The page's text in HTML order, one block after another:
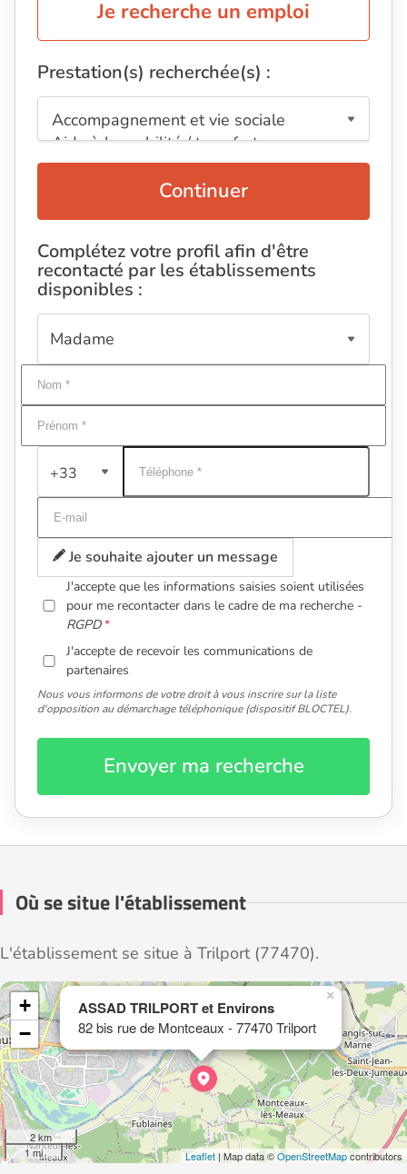
Je recherche un emploi
Prestation(s) recherchée(s) :
Continuer
Complétez votre profil afin d'être
recontacté par les établissements
disponibles :
+33
Je souhaite ajouter un message
J'accepte que les informations saisies soient utilisées
pour me recontacter dans le cadre de ma recherche -
RGPD
J'accepte de recevoir les communications de
partenaires
Nous vous informons de votre droit à vous inscrire sur la liste
d'opposition au démarchage téléphonique (dispositif BLOCTEL).
Envoyer ma recherche
Où se situe l'établissement
L'établissement se situe à Trilport (77470).
ASSAD TRILPORT et Environs
82 bis rue de Montceaux - 77470 Trilport
×
+
−
2 km
1 mi
Leaflet | Map data ©OpenStreetMapcontributors